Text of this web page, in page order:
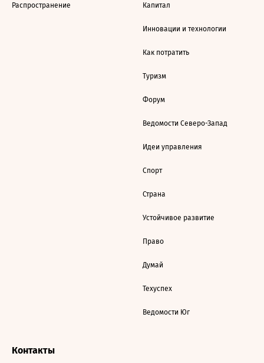
Распространение Капитал
Инновации и технологии
Как потратить
Туризм
Форум
Ведомости Северо-Запад
Идеи управления
Спорт
Страна
Устойчивое развитие
Право
Думай
Техуспех
Ведомости Юг
Контакты